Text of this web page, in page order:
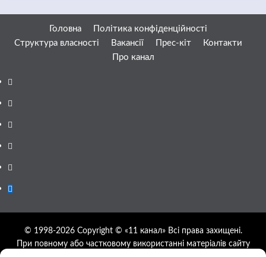
Головна
Політика конфіденційності
Структура власності
Вакансії Прес-кіт
Контакти
Про канал
Facebook
YouTube
Telegram
Instagram
Twitter
Google
© 1998-2026 Copyright © «11 канал» Всі права захищені.
При повному або частковому використанні матеріалів сайту